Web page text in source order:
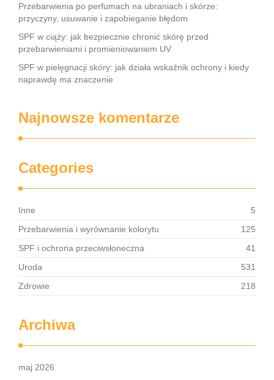
Przebarwienia po perfumach na ubraniach i skórze:
przyczyny, usuwanie i zapobieganie błędom
SPF w ciąży: jak bezpiecznie chronić skórę przed
przebarwieniami i promieniowaniem UV
SPF w pielęgnacji skóry: jak działa wskaźnik ochrony i kiedy
naprawdę ma znaczenie
Najnowsze komentarze
Categories
Inne
5
Przebarwienia i wyrównanie kolorytu
125
SPF i ochrona przeciwsłoneczna
41
Uroda
531
Zdrowie
218
Archiwa
maj 2026